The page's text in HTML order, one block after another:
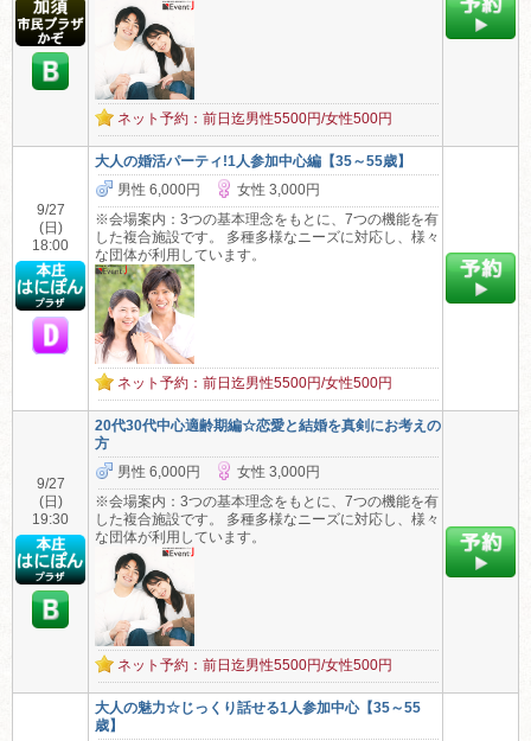
ネット予約：前日迄男性5500円/女性500円
9/27
(日)
18:00
大人の婚活パーティ!1人参加中心編【35～55歳】
男性 6,000円
女性 3,000円
※会場案内：3つの基本理念をもとに、7つの機能を有
した複合施設です。 多種多様なニーズに対応し、様々
な団体が利用しています。
ネット予約：前日迄男性5500円/女性500円
9/27
(日)
19:30
20代30代中心適齢期編☆恋愛と結婚を真剣にお考えの
方
男性 6,000円
女性 3,000円
※会場案内：3つの基本理念をもとに、7つの機能を有
した複合施設です。 多種多様なニーズに対応し、様々
な団体が利用しています。
ネット予約：前日迄男性5500円/女性500円
大人の魅力☆じっくり話せる1人参加中心【35～55
歳】